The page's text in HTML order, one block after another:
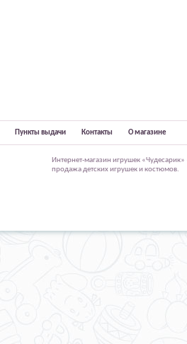
Пункты выдачи Контакты О магазине
Интернет-магазин игрушек
продажа детских игрушек и костюмов.